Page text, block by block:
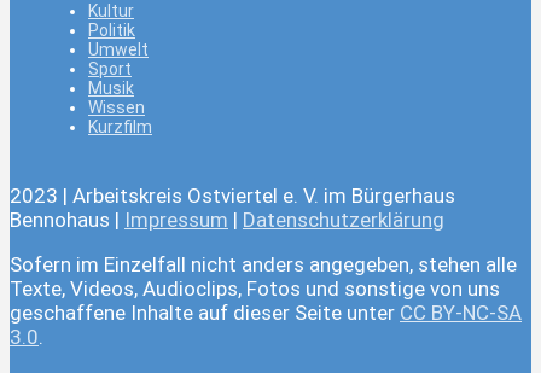
Kultur
Politik
Umwelt
Sport
Musik
Wissen
Kurzfilm
2023 | Arbeitskreis Ostviertel e. V. im Bürgerhaus
Bennohaus | Impressum | Datenschutzerklärung
Sofern im Einzelfall nicht anders angegeben, stehen alle
Texte, Videos, Audioclips, Fotos und sonstige von uns
geschaffene Inhalte auf dieser Seite unter CC BY-NC-SA
3.0.